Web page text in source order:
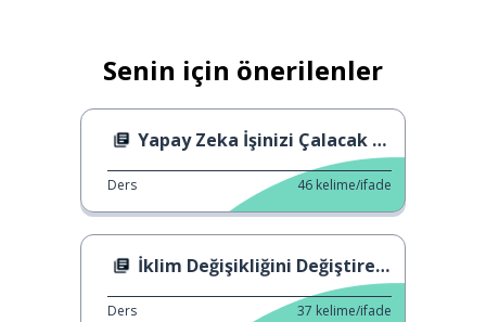
Senin için önerilenler
Yapay Zeka İşinizi Çalacak mı?
Ders 46 kelime/ifade
İklim Değişikliğini Değiştirelim!
Ders 37 kelime/ifade